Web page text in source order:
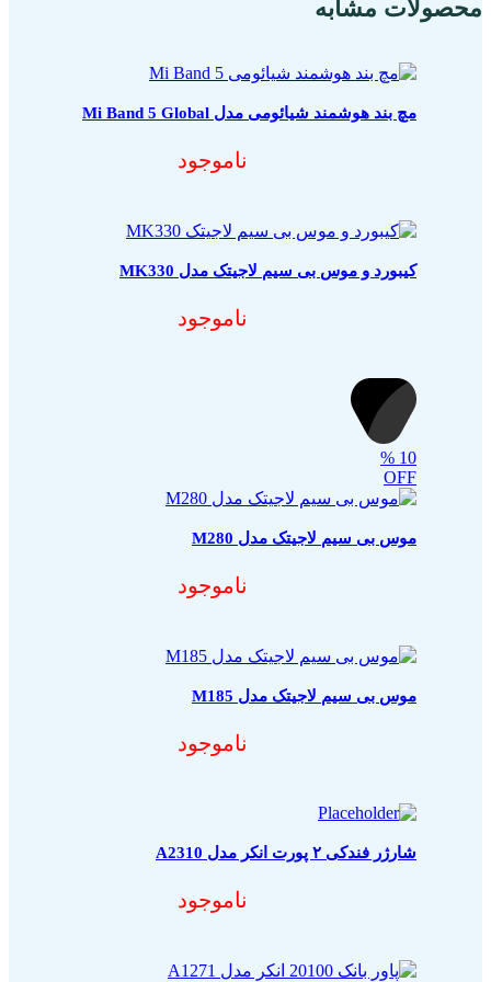
محصولات مشابه
مچ بند هوشمند شیائومی مدل Mi Band 5 Global
ناموجود
کیبورد و موس بی سیم لاجیتک مدل MK330
ناموجود
10
%
OFF
موس بی سیم لاجیتک مدل M280
ناموجود
موس بی سیم لاجیتک مدل M185
ناموجود
شارژر فندکی ۲ پورت انکر مدل A2310
ناموجود